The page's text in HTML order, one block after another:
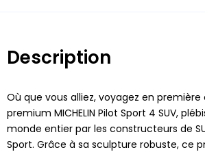
Description
Où que vous alliez, voyagez en
premium MICHELIN Pilot Sport 4 SUV,
monde entier par les constructeurs de
Sport. Grâce à sa sculpture robuste, ce